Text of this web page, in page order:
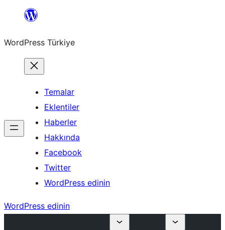
İçeriğe
WordPress Türkiye
Temalar
Eklentiler
Haberler
Hakkında
Facebook
Twitter
WordPress edinin
WordPress edinin